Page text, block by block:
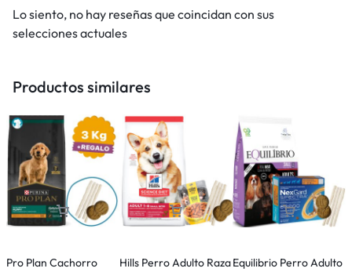
Lo siento, no hay reseñas que coincidan con sus
selecciones actuales
Productos similares
Pro Plan Cachorro
Hills Perro Adulto RazaEquilibrio Perro Adulto